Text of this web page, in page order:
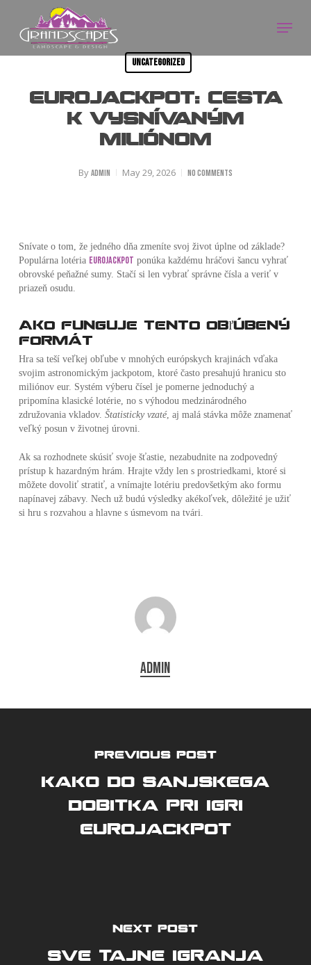
Menu
Uncategorized
Eurojackpot: Cesta
k vysnívaným
miliónom
Byadmin May 29, 2026 No Comments
Snívate o tom, že jedného dňa zmeníte svoj život úplne od základe?
Populárna lotéria eurojackpot ponúka každému hráčovi šancu vyhrať
obrovské peňažné sumy. Stačí si len vybrať správne čísla a veriť v
priazeň osudu.
Ako funguje tento obľúbený
formát
Hra sa teší veľkej obľube v mnohých európskych krajinách vďaka
svojim astronomickým jackpotom, ktoré často presahujú hranicu sto
miliónov eur. Systém výberu čísel je pomerne jednoduchý a
pripomína klasické lotérie, no s výhodou medzinárodného
združovania vkladov. Štatisticky vzaté, aj malá stávka môže znamenať
veľký posun v životnej úrovni.
Ak sa rozhodnete skúsiť svoje šťastie, nezabudnite na zodpovedný
prístup k hazardným hrám. Hrajte vždy len s prostriedkami, ktoré si
môžete dovoliť stratiť, a vnímajte lotériu predovšetkým ako formu
napínavej zábavy. Nech už budú výsledky akékoľvek, dôležité je užiť
si hru s rozvahou a hlavne s úsmevom na tvári.
admin
Previous Post
Kako do sanjskega
dobitka pri igri
Eurojackpot
Next Post
Sve tajne igranja